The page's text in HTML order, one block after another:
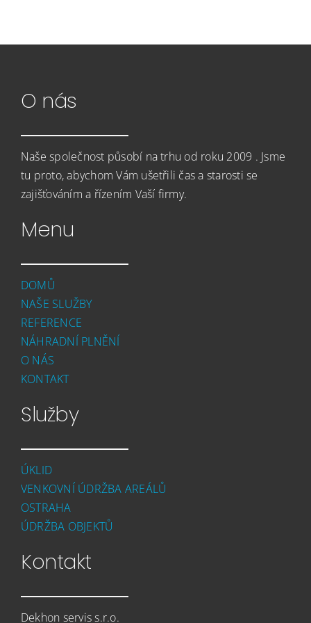
NÁHRADNÍ PLNĚNÍ
HLEDÁME KOLEGY
KONTAKT
O nás
Naše společnost působí na trhu od roku 2009 . Jsme
tu proto, abychom Vám ušetřili čas a starosti se
zajišťováním a řízením Vaší firmy.
Menu
DOMŮ
NAŠE SLUŽBY
REFERENCE
NÁHRADNÍ PLNĚNÍ
O NÁS
KONTAKT
Služby
ÚKLID
VENKOVNÍ ÚDRŽBA AREÁLŮ
OSTRAHA
ÚDRŽBA OBJEKTŮ
Kontakt
Dekhon servis s.r.o.